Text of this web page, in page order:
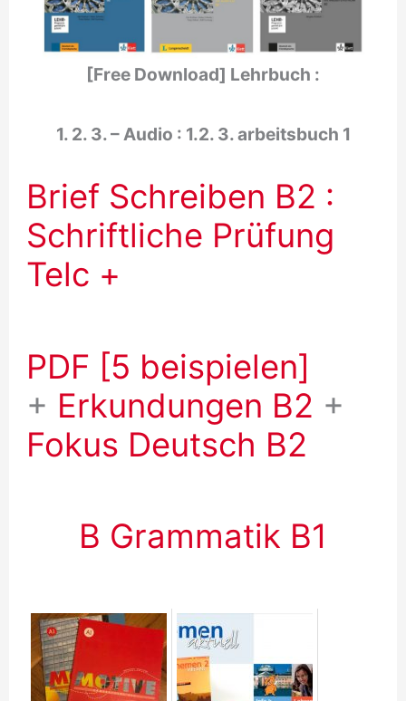
[Free Download] Lehrbuch :
1. 2. 3. – Audio : 1.2. 3. arbeitsbuch 1
Brief Schreiben B2 :
Schriftliche Prüfung
Telc +
PDF [5 beispielen]
+ Erkundungen B2 +
Fokus Deutsch B2
B Grammatik B1